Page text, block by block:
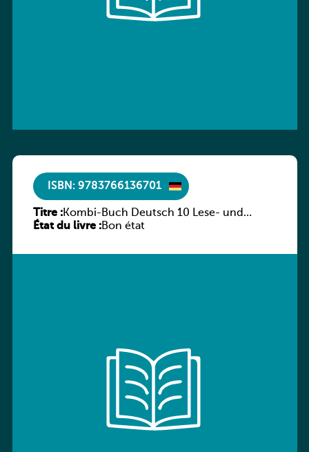
ISBN: 9783766136701
Titre :Kombi-Buch Deutsch 10 Lese- und
Sprachbuch
État du livre :Bon état